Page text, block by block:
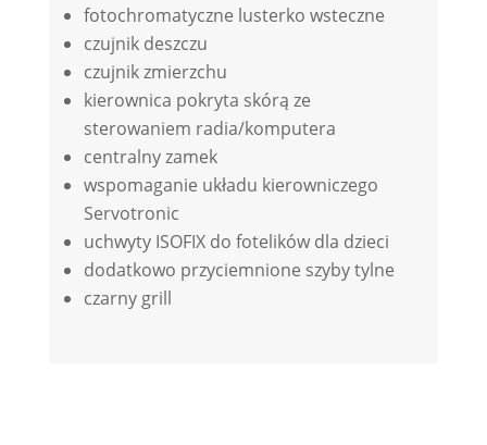
fotochromatyczne lusterko wsteczne
czujnik deszczu
czujnik zmierzchu
kierownica pokryta skórą ze
sterowaniem radia/komputera
centralny zamek
wspomaganie układu kierowniczego
Servotronic
uchwyty ISOFIX do fotelików dla dzieci
dodatkowo przyciemnione szyby tylne
czarny grill